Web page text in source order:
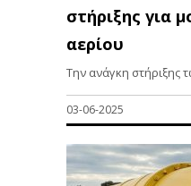
στήριξης για
αερίου
Την ανάγκη στήριξης
03-06-2025